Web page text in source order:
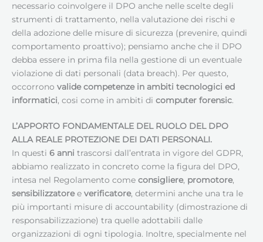
necessario coinvolgere il DPO anche nelle scelte degli
strumenti di trattamento, nella valutazione dei rischi e
della adozione delle misure di sicurezza (prevenire, quindi
comportamento proattivo); pensiamo anche che il DPO
debba essere in prima fila nella gestione di un eventuale
violazione di dati personali (data breach). Per questo,
occorrono valide competenze in ambiti tecnologici ed
informatici, cosi come in ambiti di computer forensic.
L’APPORTO FONDAMENTALE DEL RUOLO DEL DPO
ALLA REALE PROTEZIONE DEI DATI PERSONALI.
In questi 6 anni trascorsi dall’entrata in vigore del GDPR,
abbiamo realizzato in concreto come la figura del DPO,
intesa nel Regolamento come consigliere, promotore,
sensibilizzatoree verificatore, determini anche una tra le
più importanti misure di accountability (dimostrazione di
responsabilizzazione) tra quelle adottabili dalle
organizzazioni di ogni tipologia. Inoltre, specialmente nel